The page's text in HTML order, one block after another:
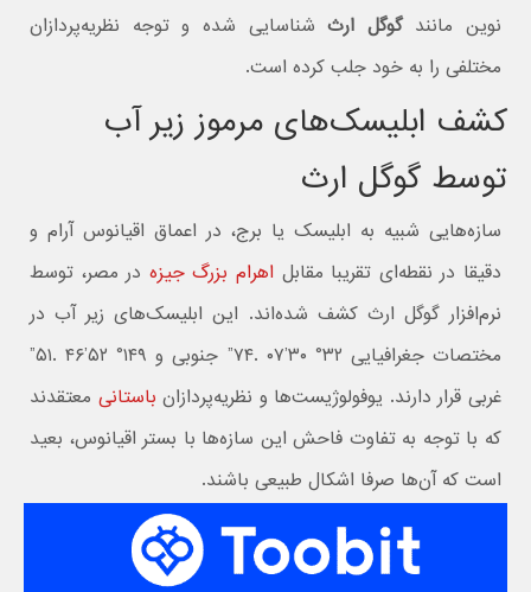
نوین مانندگوگل ارثشناسایی شده و توجه نظریه‌پردازان
مختلفی را به خود جلب کرده است.
کشف ابلیسک‌های مرموز زیر آب
توسط گوگل ارث
سازه‌هایی شبیه به ابلیسک یا برج، در اعماق اقیانوس آرام و
دقیقا در نقطه‌ای تقریبا مقابل اهرام بزرگ جیزه در مصر، توسط
نرم‌افزار گوگل ارث کشف شده‌اند. این ابلیسک‌های زیر آب در
مختصات جغرافیایی ۳۲° ۳۰’۰۷ .۷۴” جنوبی و ۱۴۹° ۵۲’۴۶ .۵۱”
غربی قرار دارند. یوفولوژیست‌ها و نظریه‌پردازان باستانی معتقدند
که با توجه به تفاوت فاحش این سازه‌ها با بستر اقیانوس، بعید
است که آن‌ها صرفا اشکال طبیعی باشند.